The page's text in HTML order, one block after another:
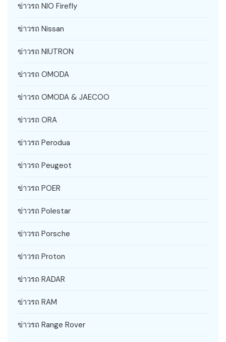
ข่าวรถ NIO Firefly
ข่าวรถ Nissan
ข่าวรถ NIUTRON
ข่าวรถ OMODA
ข่าวรถ OMODA & JAECOO
ข่าวรถ ORA
ข่าวรถ Perodua
ข่าวรถ Peugeot
ข่าวรถ POER
ข่าวรถ Polestar
ข่าวรถ Porsche
ข่าวรถ Proton
ข่าวรถ RADAR
ข่าวรถ RAM
ข่าวรถ Range Rover